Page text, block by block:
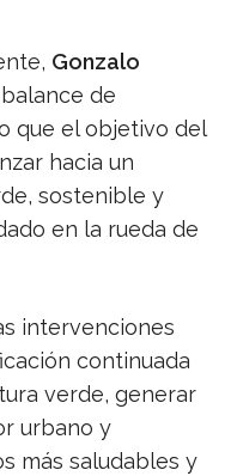
Gonzalo
de
que el objetivo del
hacia un
sostenible y
en la rueda de
intervenciones
continuada
verde, generar
urbano y
más saludables y